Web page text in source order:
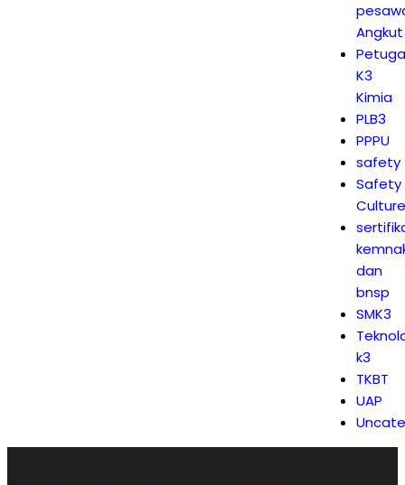
Angkut
K3
Kimia
PLB3
PPPU
safety
Safety
Culture
dan
bnsp
SMK3
k3
TKBT
UAP